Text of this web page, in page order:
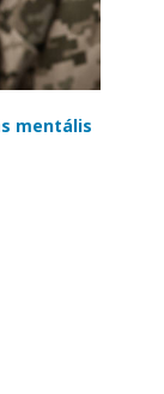
mentális